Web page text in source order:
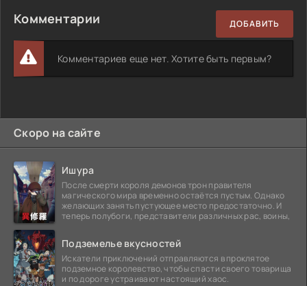
Комментарии ДОБАВИТЬ
Комментариев еще нет. Хотите быть первым?
Скоро на сайте
Ишура
После смерти короля демонов трон правителя
магического мира временно остаётся пустым. Однако
желающих занять пустующее место предостаточно. И
теперь полубоги, представители различных рас, воины,
Подземелье вкусностей
Искатели приключений отправляются в проклятое
подземное королевство, чтобы спасти своего товарища
и по дороге устраивают настоящий хаос.